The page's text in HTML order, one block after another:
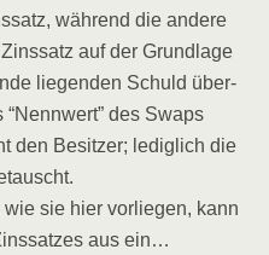
wäh­rend die ande­re
auf der Grund­la­ge
lie­gen­den Schuld über­
des Swaps
den Besit­zer; ledig­lich die
sie hier vor­lie­gen, kann
aus ein…